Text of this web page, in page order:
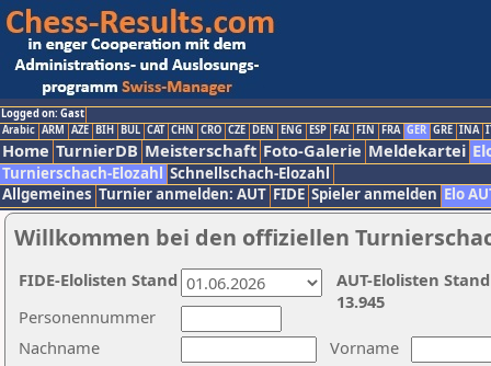
Logged on: Gast
Arabic ARM AZE BIH BUL CAT CHN CRO CZE DEN ENG ESP FAI FIN FRA GER GRE INA
Home TurnierDB Meisterschaft Foto-Galerie Meldekartei
Turnierschach-Elozahl Schnellschach-Elozahl
Allgemeines Turnier anmelden: AUT FIDE Spieler anmelden Elo
Willkommen bei den offiziellen
Nachname
Vorname
Personennummer
AUT-Elolisten
13.945
FIDE-Elolisten Stand